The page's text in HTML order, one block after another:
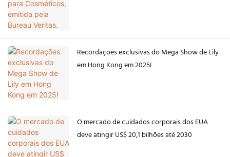
Recordações exclusivas do Mega Show de Lily
em Hong Kong em 2025!
O mercado de cuidados corporais dos EUA
deve atingir US$ 20,1 bilhões até 2030